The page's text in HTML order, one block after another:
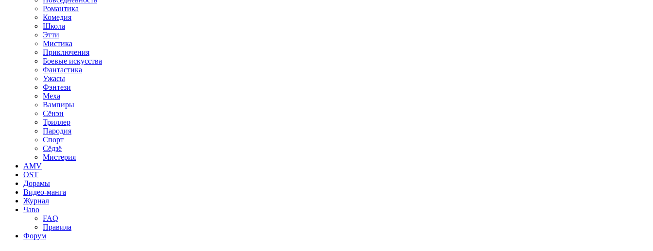
Романтика
Комедия
Школа
Этти
Мистика
Приключения
Боевые искусства
Фантастика
Ужасы
Фэнтези
Меха
Вампиры
Сёнэн
Триллер
Пародия
Спорт
Сёдзё
Мистерия
AMV
OST
Дорамы
Видео-манга
Журнал
Чаво
FAQ
Правила
Форум